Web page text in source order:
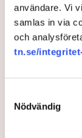
användare. Vi
samlas in via
och
tn.se/
Nödvändig